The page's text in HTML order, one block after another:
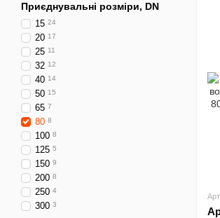
Приєднувальні розміри, DN
15 24
20 17
25 11
32 12
40 14
50 15
65 7
80 8
100 8
125 5
150 9
200 8
250 4
300 3